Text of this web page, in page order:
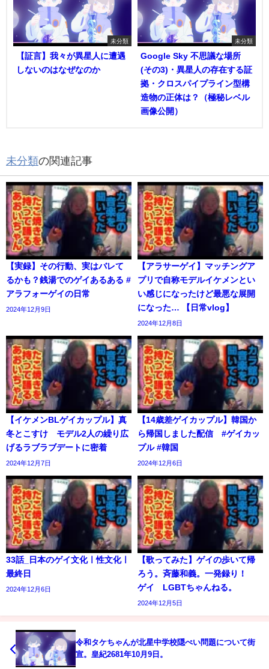
未分類
【証言】我々が異星人に遭遇
しないのはなぜなのか
未分類
Google Sky 不思議な場所
(その3)・異星人の存在する証
拠・クロスパイプライン型構
造物の正体は？（極秘レベル
画像公開）
未分類の関連記事
【実録】その行動、実はバレて
るかも？銭湯でのゲイあるある #
アラフォーゲイの日常
2024年12月9日
【アラサーゲイ】マッチングア
プリで自称モデルイケメンとい
い感じになったけど最悪な展開
になった… 【日常vlog】
2024年12月8日
【イケメンBLゲイカップル】真
冬とこすけ モデル2人の繰り広
げるラブラブデートに密着
2024年12月7日
【14歳差ゲイカップル】韓国か
ら帰国しました配信 #ゲイカッ
プル #韓国
2024年12月6日
33話_日本のゲイ文化ㅣ性文化ㅣ
最終日
2024年12月6日
【歌ってみた】ゲイの歩いて帰
ろう。斉藤和義。一発録り！
ゲイ LGBTちゃんねる。
2024年12月5日
令和タケちゃんが北星中学校隠ぺい問題について街
宣。皇紀2681年10月9日。